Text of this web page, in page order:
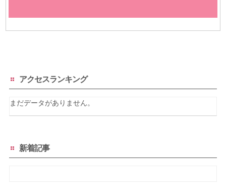
アクセスランキング
まだデータがありません。
新着記事